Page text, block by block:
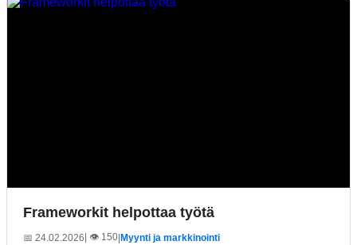
Frameworkit helpottaa työtä
📅 24.02.2026| 👁️ 150 Myynti ja markkinointi